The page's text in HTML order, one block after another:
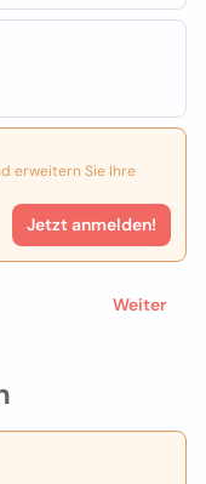
erweitern Sie Ihre
Jetzt anmelden!
Weiter